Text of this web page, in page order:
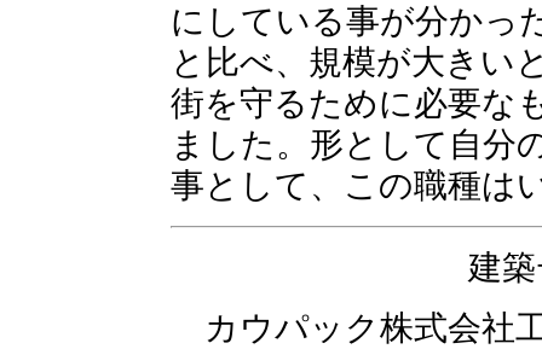
にしている事が分かっ
と比べ、規模が大きい
街を守るために必要な
ました。形として自分
事として、この職種は
建
カウパック株式会社